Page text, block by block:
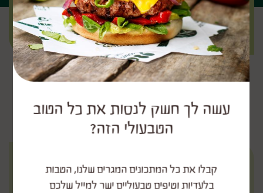
אנחנו מאמינים שככל שאנשים יבחרו יותר בקולינריה
צמחונית, העולם יהפוך למקום טוב יותר.
חיים מאוזנים
עשה לך חשק לנסות את כל הטוב
הטבעולי הזה?
קבלו את כל המתכונים המגרים שלנו, הטבות
בלעדיות וטיפים טבעוליים ישר למייל שלכם